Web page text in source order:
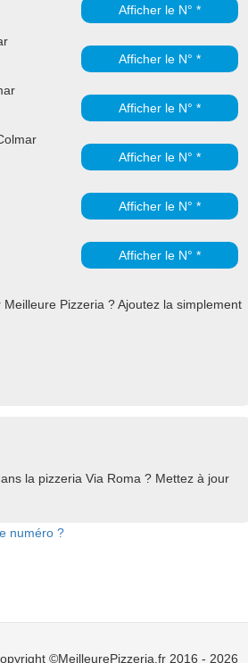
Afficher le N° *
Afficher le N° *
Afficher le N° *
Afficher le N° *
Afficher le N° *
Afficher le N° *
Pizzeria ? Ajoutez la simplement
la pizzeria Via Roma ? Mettez à jour
numéro ?
©MeilleurePizzeria.fr 2016 - 2026